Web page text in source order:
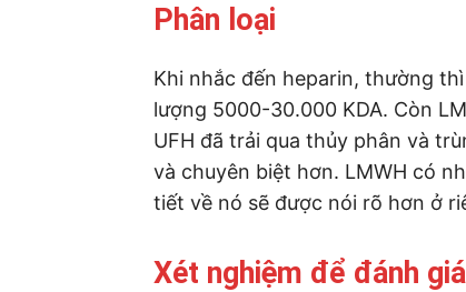
Phân loại
Khi nhắc đến heparin, thường
lượng 5000-30.000 KDA. Còn
UFH đã trải qua thủy phân và
và chuyên biệt hơn. LMWH có
tiết về nó sẽ được nói rõ hơn ở
Xét nghiệm để đánh